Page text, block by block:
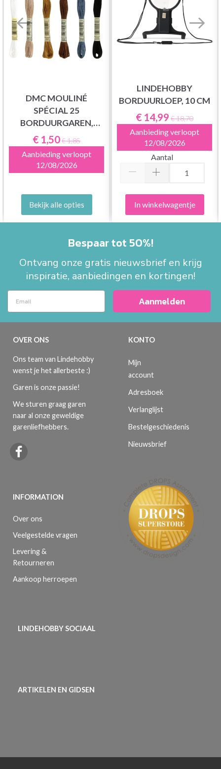
DMC MOULINÉ
SPÉCIAL 25
BORDUURGAREN,
EFFEN KLEUREN,
NEUTRALE TINTEN
€ 1,50€ 1,85
Aanbieding verloopt
12/08/2026
Bekijk alle opties
LINDEHOBBY
BORDUURLOEP, 10 CM
€ 14,99 € 18,70
Aanbieding verloopt
12/08/2026
Aantal
In winkelwagentje
Bespaar tot 50%!
Ontvang onze gratis nieuwsbrief en krijg
inspiratie, aanbiedingen en kortingen!
Aanmelden
OVER ONS
Ons team van Lindehobby
wenst je het allerbeste :)
Garen is onze passie!
We sturen graag garen
naar al onze geweldige
garenliefhebbers.
INFORMATION
Over ons
Veelgestelde vragen
Levering &
Retourneren
Aankoop herroepen
KONTO
Mijn
account
Adresboek
Verlanglijst
Bestelgeschiedenis
Nieuwsbrief
LINDEHOBBY SOCIAAL
ARTIKELEN EN GIDSEN